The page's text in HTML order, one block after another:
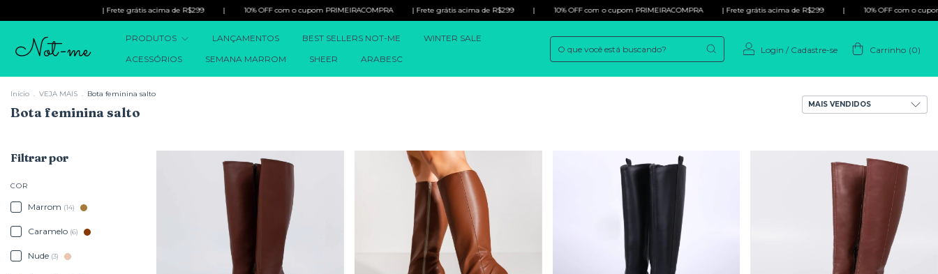
| Frete grátis acima de R$299 | 10% OFF com o cupom PRIMEIRACOMPRA | Frete grátis acima de R$299 | 10% OFF com o cupom PRIMEIRACOMPRA | Frete grátis acima de R$299 | 10% OFF com o cupom
PRODUTOS LANÇAMENTOS BEST SELLERS NOT-ME
WINTER SALE
ACESSÓRIOS
SEMANA MARROM SHEER ARABESC
Login / Cadastre-se Carrinho (0)
Início . VEJA MAIS . Bota feminina salto
Bota feminina salto
Filtrar por
COR
Marrom (14)
Caramelo (6)
Nude (3)